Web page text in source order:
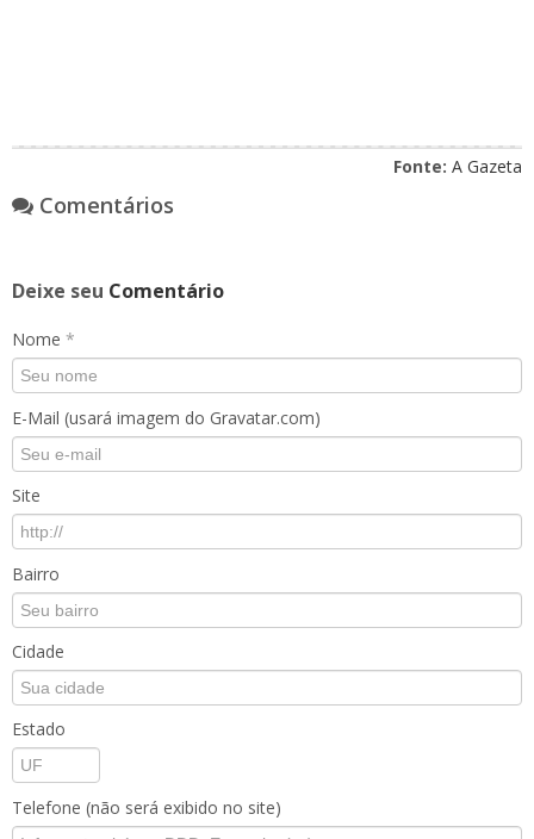
Fonte: A Gazeta
Comentários
Deixe seu Comentário
Nome *
E-Mail (usará imagem do Gravatar.com)
Site
Bairro
Cidade
Estado
Telefone (não será exibido no site)